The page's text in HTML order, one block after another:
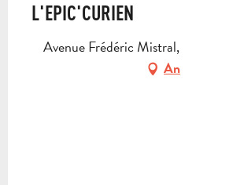
L'EPIC'CURIEN
Avenue Frédéric Mistral, 83640
Anfahrt